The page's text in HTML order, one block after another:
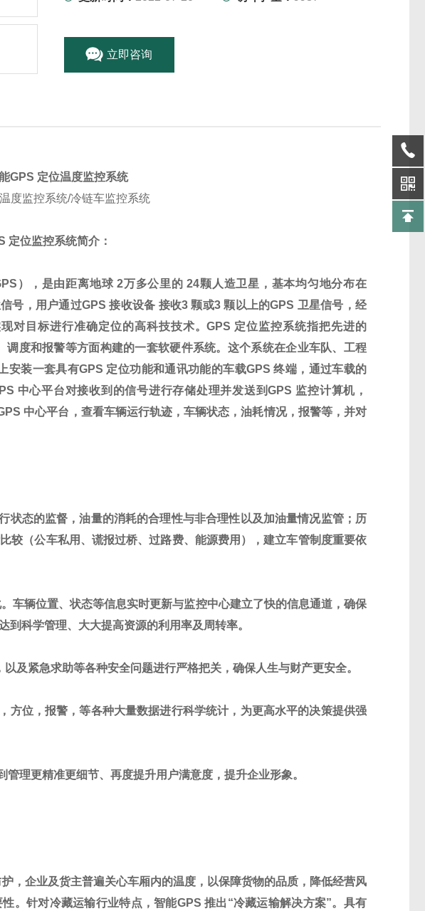
立即咨询
GPS 定位温度监控系统
度监控系统/冷链车监控系统
定位监控系统简介：
），是由距离地球 2万多公里的 24颗人造卫星，基本均匀地分布在
号，用户通过GPS 接收设备 接收3 颗或3 颗以上的GPS 卫星信号，经
对目标进行准确定位的高科技技术。GPS 定位监控系统指把先进的
度和报警等方面构建的一套软硬件系统。这个系统在企业车队、工程
安装一套具有GPS 定位功能和通讯功能的车载GPS 终端，通过车载的
中心平台对接收到的信号进行存储处理并发送到GPS 监控计算机，
中心平台，查看车辆运行轨迹，车辆状态，油耗情况，报警等，并对
状态的监督，油量的消耗的合理性与非合理性以及加油量情况监管；历
较（公车私用、谎报过桥、过路费、能源费用）
，建立车管制度重要依
车辆位置、状态等信息实时更新与监控中心建立了快的信息通道，确保
到科学管理、 大大提高资源的利用率及周转率。
及紧急求助等各种安全问题进行严格把关，确保人生与财产更安全。
方位，报警，等各种大量数据进行科学统计，为更高水平的决策提供强
理更精准更细节、再度提升用户满意度，提升企业形象。
，企业及货主普遍关心车厢内的温度，以保障货物的品质，降低经营风
。针对冷藏运输行业特点，智能GPS 推出 “冷藏运输解决方案”。具有